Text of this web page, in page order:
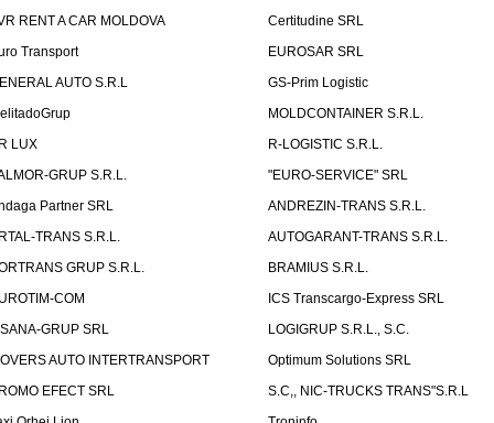
RENT A CAR MOLDOVA
Certitudine SRL
Transport
EUROSAR SRL
AUTO S.R.L
GS-Prim Logistic
MOLDCONTAINER S.R.L.
LUX
R-LOGISTIC S.R.L.
GRUP S.R.L.
"EURO-SERVICE" SRL
Partner SRL
ANDREZIN-TRANS S.R.L.
TRANS S.R.L.
AUTOGARANT-TRANS S.R.L.
GRUP S.R.L.
BRAMIUS S.R.L.
COM
ICS Transcargo-Express SRL
GRUP SRL
LOGIGRUP S.R.L., S.C.
AUTO INTERTRANSPORT
Optimum Solutions SRL
EFECT SRL
S.C,, NIC-TRUCKS TRANS"S.R.L